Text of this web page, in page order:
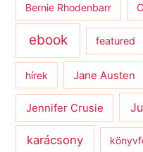
Bernie Rhodenbarr
ebook featured
hírek Jane Austen
Jennifer Crusie
karácsony